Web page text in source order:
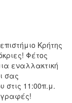
Κρήτης
Φέτος
εναλλακτική
σας
στις 11:00π.μ.